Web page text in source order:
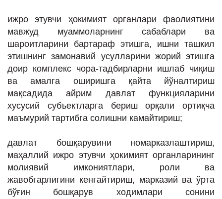
ижро этувчи ҳокимият органлари фаолиятини
мавжуд муаммоларнинг сабаблари ва
шароитларини бартараф этишга, ишни ташкил
этишнинг замонавий усулларини жорий этишга
доир комплекс чора-тадбирларни ишлаб чиқиш
ва амалга оширишга қайта йўналтириш
мақсадида айрим давлат функцияларини
хусусий субъектларга бериш орқали ортиқча
маъмурий тартибга солишни камайтириш;
давлат бошқарувини номарказлаштириш,
маҳаллий ижро этувчи ҳокимият органларининг
молиявий имкониятлари, роли ва
жавобгарлигини кенгайтириш, марказий ва ўрта
бўғин бошқарув ходимлари сонини